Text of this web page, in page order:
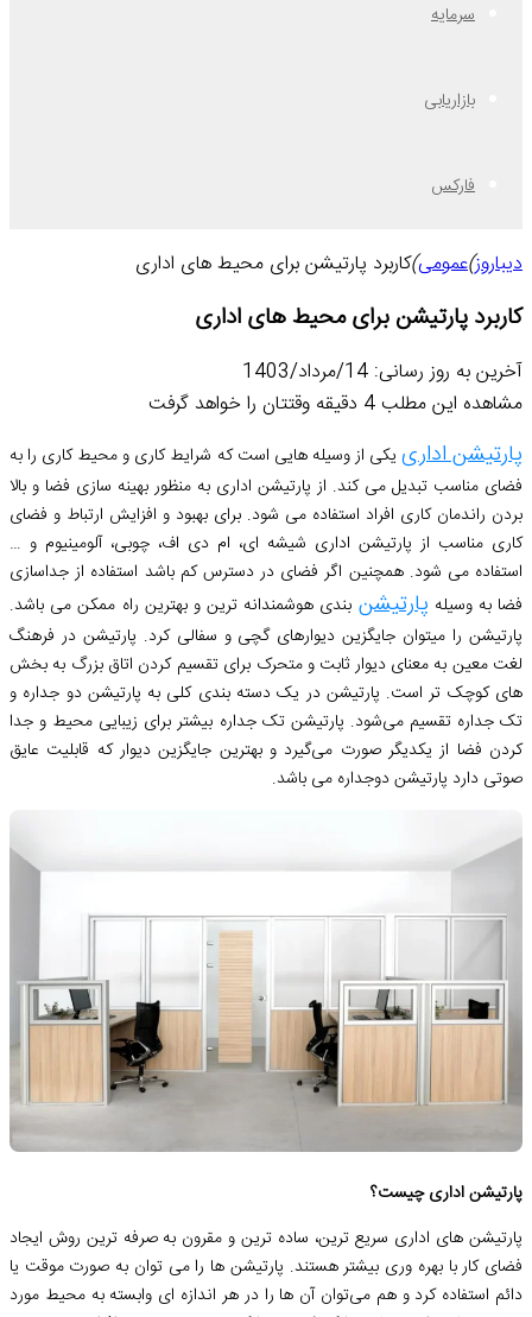
سرمایه
بازاریابی
فارکس
دیباروز)عمومی)کاربرد پارتیشن برای محیط های اداری
کاربرد پارتیشن برای محیط های اداری
آخرین به روز رسانی: 14/مرداد/1403
مشاهده این مطلب 4 دقیقه وقتتان را خواهد گرفت
پارتیشن اداری یکی از وسیله هایی است که شرایط کاری و محیط کاری را به
فضای مناسب تبدیل می کند. از پارتیشن اداری به منظور بهینه سازی فضا و بالا
بردن راندمان کاری افراد استفاده می شود. برای بهبود و افزایش ارتباط و فضای
کاری مناسب از پارتیشن اداری شیشه ای، ام دی اف، چوبی، آلومینیوم و …
استفاده می شود. همچنین اگر فضای در دسترس کم باشد استفاده از جداسازی
فضا به وسیله پارتیشن بندی هوشمندانه ترین و بهترین راه ممکن می باشد.
پارتیشن را میتوان جایگزین دیوارهای گچی و سفالی کرد. پارتیشن در فرهنگ
لغت معین به معنای دیوار ثابت و متحرک برای تقسیم کردن اتاق بزرگ به بخش
های کوچک تر است. پارتیشن در یک دسته بندی کلی به پارتیشن دو جداره و
تک جداره تقسیم می‌شود. پارتیشن تک جداره بیشتر برای زیبایی محیط و جدا
کردن فضا از یکدیگر صورت می‌گیرد و بهترین جایگزین دیوار که قابلیت عایق
صوتی دارد پارتیشن دوجداره می باشد.
پارتیشن اداری چیست؟
پارتیشن های اداری سریع ترین، ساده ترین و مقرون به صرفه ترین روش ایجاد
فضای کار با بهره وری بیشتر هستند. پارتیشن ها را می توان به صورت موقت یا
دائم استفاده کرد و هم می‌توان آن ها را در هر اندازه ای وابسته به محیط مورد